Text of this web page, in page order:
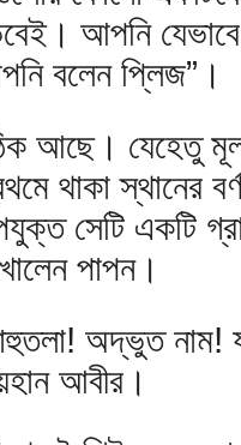
আপনি
বলেন প্লিজ”।
আছে। যেহেতু মূল
থাকা স্থানের
সেটি একটি
পাপন।
অদ্ভুত নাম!
আবীর।